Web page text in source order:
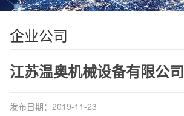
企业公司
江苏温奥机械设备有限公司
发布日期：2019-11-23